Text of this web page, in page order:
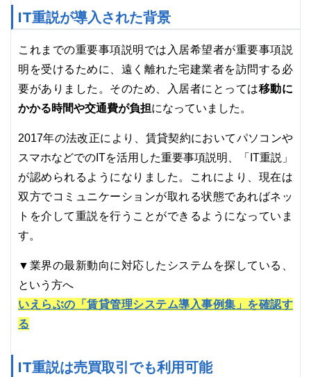
IT重説が導入された背景
これまでの重要事項説明では入居希望者が重要事項説
明を受けるために、遠く離れた宅建業者を訪問する必
要がありました。そのため、入居者にとっては移動に
かかる時間や交通費が負担になっていました。
2017年の法改正により、賃貸契約においてパソコンや
スマホなどでのITを活用した重要事項説明、「IT重説」
が認められるようになりました。これにより、現在は
双方でコミュニケーションが取れる状態であればネッ
トを介して重説を行うことができるようになっていま
す。
▼業界の最新動向に対応したシステムを探している、
という方へ
いえらぶの「賃貸管理システム導入事例集」を確認す
る
IT重説は売買取引でも利用可能